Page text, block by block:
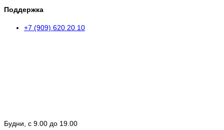
Поддержка
+7 (909) 620 20 10
Будни, с 9.00 до 19.00